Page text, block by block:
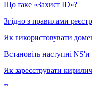
Що таке «Захист ID»?
Згідно з правилами
Як використовувати
Встановіть наступні
Як зареєструвати